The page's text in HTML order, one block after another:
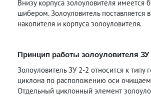
Внизу корпуса золоуловителя имеется
шибером. Золоуловитель поставляется
накопителя и корпуса золоуловителя.
Принцип работы золоуловителя ЗУ
Золоуловитель ЗУ 2-2 относится к типу
циклона по расположению оси
Отдельный циклонный элемент